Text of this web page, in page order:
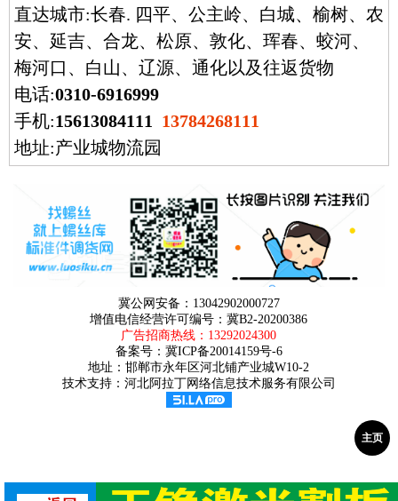
直达城市:长春. 四平、公主岭、白城、榆树、农
安、延吉、合龙、松原、敦化、珲春、蛟河、
梅河口、白山、辽源、通化以及往返货物
电话:0310-6916999
手机:15613084111
13784268111
地址:产业城物流园
冀公网安备：13042902000727
增值电信经营许可编号：冀B2-20200386
广告招商热线： 13292024300
备案号： 冀ICP备20014159号-6
地址：邯郸市永年区河北铺产业城W10-2
技术支持：河北阿拉丁网络信息技术服务有限公司
主页